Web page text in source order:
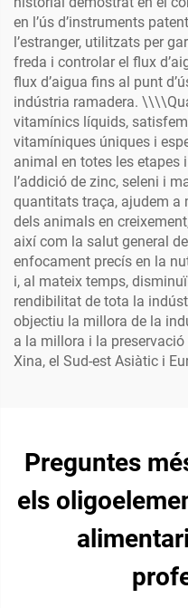
en l’ús d’instruments
l’estranger, utilitzats per
freda i controlar el flux
flux d’aigua fins al punt
indústria ramadera.
vitamínics líquids,
vitamíniques úniques i
animal en totes les etapes
l’addició de zinc, seleni i
quantitats traça, ajudem
dels animals en
així com la salut general
enfocament precís en la
i, al mateix temps,
rendibilitat de tota la
objectiu la millora de la
a la millora i la
Xina, el Sud-est Asiàtic i
Preguntes
els